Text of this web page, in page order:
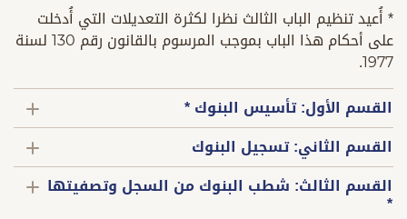
* أُعيد تنظيم الباب الثالث نظرا لكثرة التعديلات التي أُدخلت
على أحكام هذا الباب بموجب المرسوم بالقانون رقم 130 لسنة
1977.
القسم الأول: تأسيس البنوك *
القسم الثاني: تسجيل البنوك
القسم الثالث: شطب البنوك من السجل وتصفيتها
*